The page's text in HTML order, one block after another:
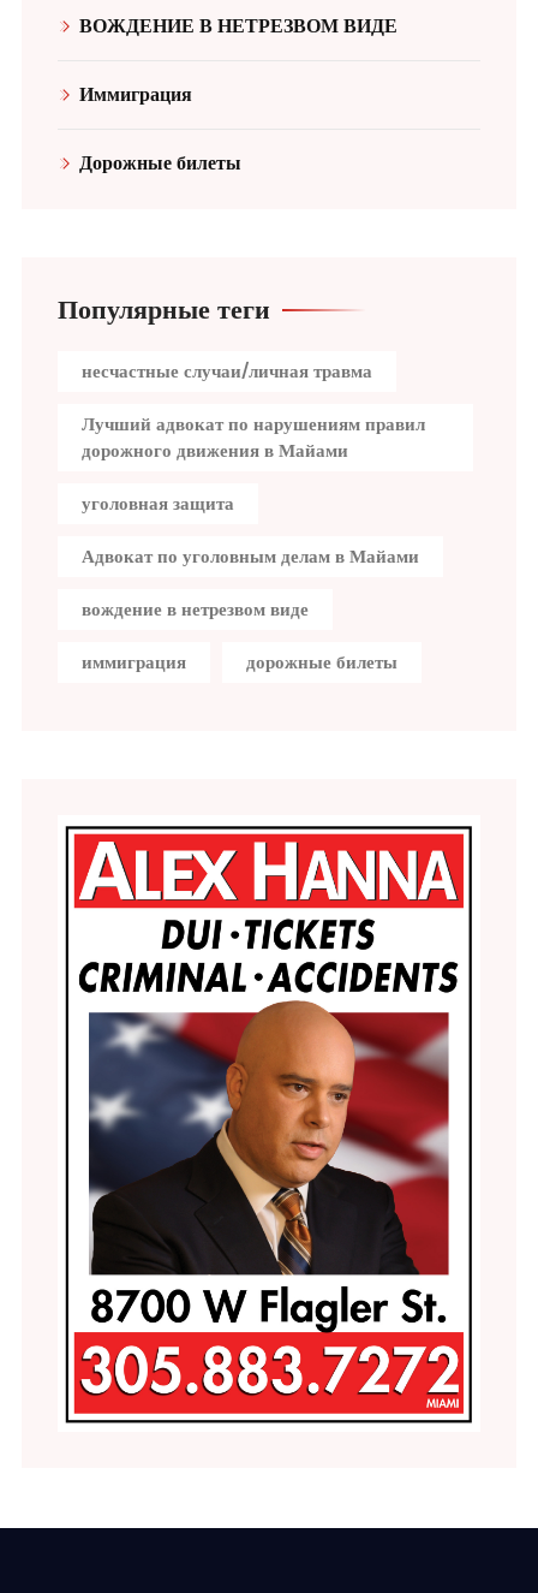
ВОЖДЕНИЕ В НЕТРЕЗВОМ ВИДЕ
Иммиграция
Дорожные билеты
Популярные теги
несчастные случаи/личная травма
Лучший адвокат по нарушениям правил
дорожного движения в Майами
уголовная защита
Адвокат по уголовным делам в Майами
вождение в нетрезвом виде
иммиграция дорожные билеты